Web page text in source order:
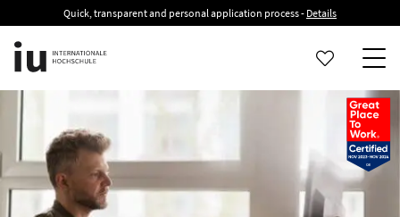
Quick, transparent and personal application process - Details